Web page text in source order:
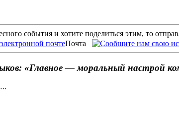
события и хотите поделиться этим, то
Почта
«Главное — моральный настрой